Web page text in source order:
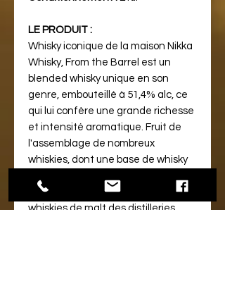
LE PRODUIT :
Whisky iconique de la maison Nikka
Whisky, From the Barrel est un
blended whisky unique en son
genre, embouteillé à 51,4% alc, ce
qui lui confère une grande richesse
et intensité aromatique. Fruit de
l'assemblage de nombreux
whiskies, dont une base de whisky
distillé en alambic Coffey et divers
whiskies de malt des distilleries